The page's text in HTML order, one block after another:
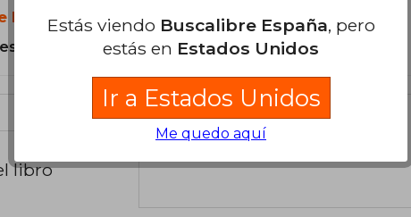
libro?
Tapa Blanda.
libro
Estás viendo Buscalibre España, pero
estás en Estados Unidos
Ir a Estados Unidos
Me quedo aquí